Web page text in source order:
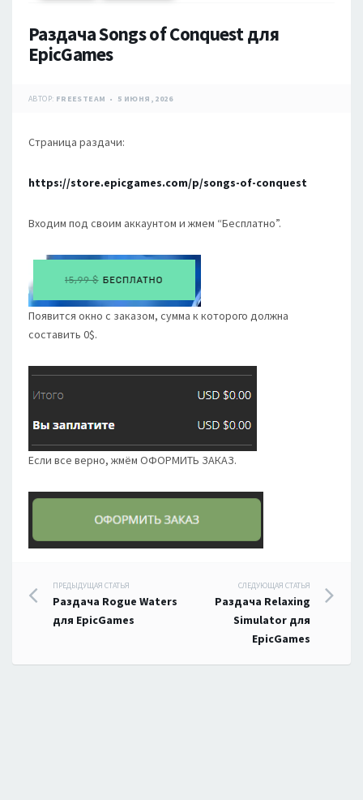
Раздача Songs of Conquest для
EpicGames
АВТОР: FREESTEAM 5 ИЮНЯ, 2026
Страница раздачи:
https://store.epicgames.com/p/songs-of-conquest
Входим под своим аккаунтом и жмем “Бесплатно”.
Появится окно с заказом, сумма к которого должна
составить 0$.
Если все верно, жмём ОФОРМИТЬ ЗАКАЗ.
Навигация
по
записям
ПРЕДЫДУЩАЯ СТАТЬЯ
Раздача Rogue Waters
для EpicGames
СЛЕДУЮЩАЯ СТАТЬЯ
Раздача Relaxing
Simulator для
EpicGames